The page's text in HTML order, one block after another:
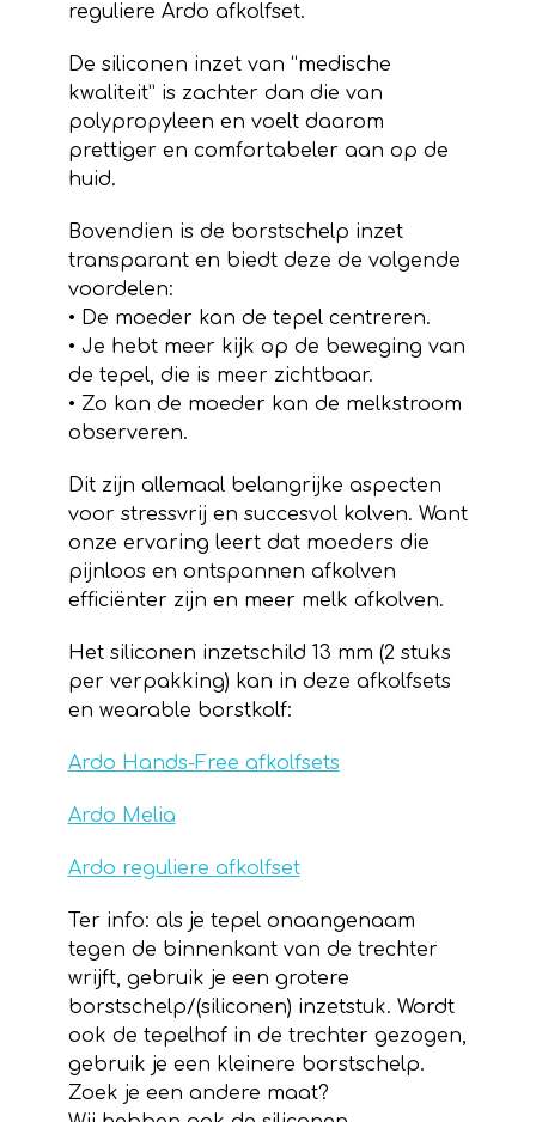
reguliere Ardo afkolfset.
De siliconen inzet van “medische
kwaliteit” is zachter dan die van
polypropyleen en voelt daarom
prettiger en comfortabeler aan op de
huid.
Bovendien is de borstschelp inzet
transparant en biedt deze de volgende
voordelen:
• De moeder kan de tepel centreren.
• Je hebt meer kijk op de beweging van
de tepel, die is meer zichtbaar.
• Zo kan de moeder kan de melkstroom
observeren.
Dit zijn allemaal belangrijke aspecten
voor stressvrij en succesvol kolven. Want
onze ervaring leert dat moeders die
pijnloos en ontspannen afkolven
efficiënter zijn en meer melk afkolven.
Het siliconen inzetschild 13 mm (2 stuks
per verpakking) kan in deze afkolfsets
en wearable borstkolf:
Ardo Hands-Free afkolfsets
Ardo Melia
Ardo reguliere afkolfset
Ter info: als je tepel onaangenaam
tegen de binnenkant van de trechter
wrijft, gebruik je een grotere
borstschelp/(siliconen) inzetstuk. Wordt
ook de tepelhof in de trechter gezogen,
gebruik je een kleinere borstschelp.
Zoek je een andere maat?